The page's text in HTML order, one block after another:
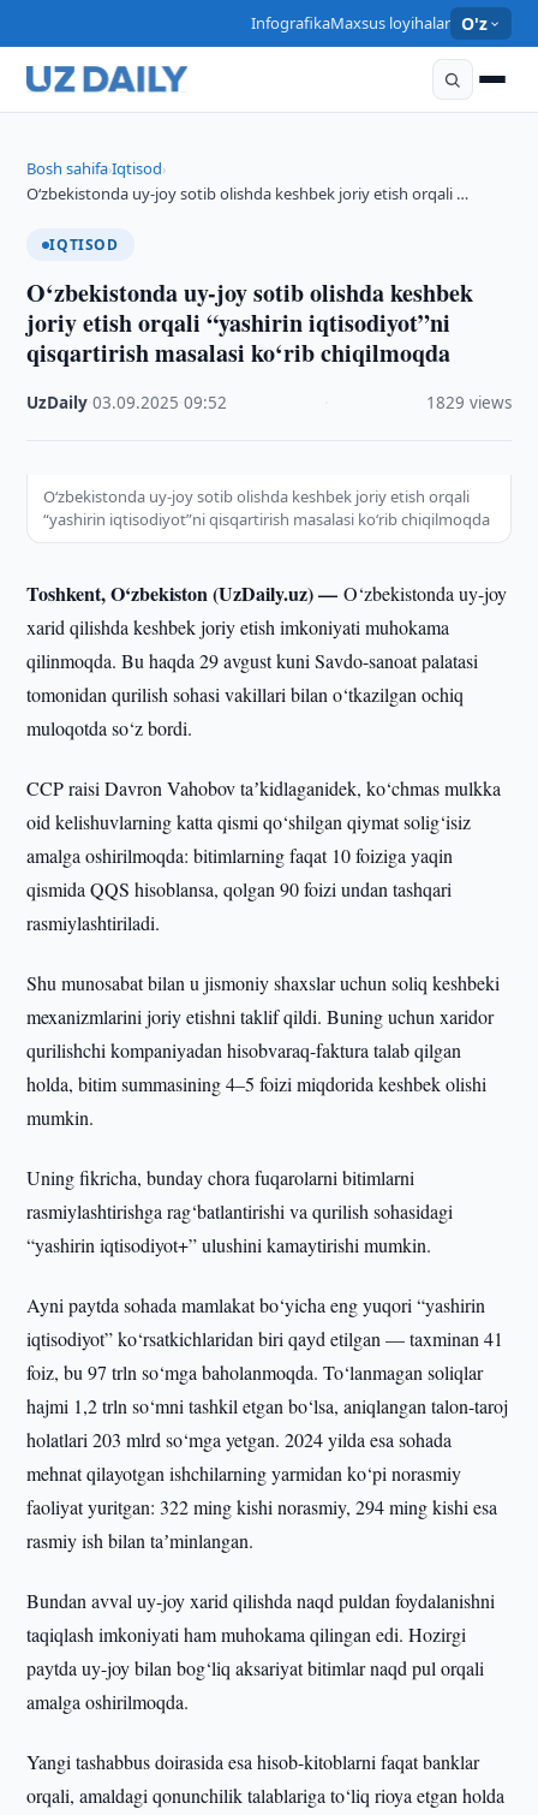
InfografikaMaxsus loyihalar O'z
Bosh sahifa›Iqtisod›
O‘zbekistonda uy-joy sotib olishda keshbek joriy etish orqali …
IQTISOD
O‘zbekistonda uy-joy sotib olishda keshbek
joriy etish orqali “yashirin iqtisodiyot”ni
qisqartirish masalasi ko‘rib chiqilmoqda
UzDaily ·03.09.2025 ·09:52 1829 views
O‘zbekistonda uy-joy sotib olishda keshbek joriy etish orqali
“yashirin iqtisodiyot”ni qisqartirish masalasi ko‘rib chiqilmoqda
Toshkent, O‘zbekiston (UzDaily.uz) —O‘zbekistonda uy-joy
xarid qilishda keshbek joriy etish imkoniyati muhokama
qilinmoqda. Bu haqda 29 avgust kuni Savdo-sanoat palatasi
tomonidan qurilish sohasi vakillari bilan o‘tkazilgan ochiq
muloqotda so‘z bordi.
CCP raisi Davron Vahobov taʼkidlaganidek, ko‘chmas mulkka
oid kelishuvlarning katta qismi qo‘shilgan qiymat solig‘isiz
amalga oshirilmoqda: bitimlarning faqat 10 foiziga yaqin
qismida QQS hisoblansa, qolgan 90 foizi undan tashqari
rasmiylashtiriladi.
Shu munosabat bilan u jismoniy shaxslar uchun soliq keshbeki
mexanizmlarini joriy etishni taklif qildi. Buning uchun xaridor
qurilishchi kompaniyadan hisobvaraq-faktura talab qilgan
holda, bitim summasining 4–5 foizi miqdorida keshbek olishi
mumkin.
Uning fikricha, bunday chora fuqarolarni bitimlarni
rasmiylashtirishga rag‘batlantirishi va qurilish sohasidagi
“yashirin iqtisodiyot+” ulushini kamaytirishi mumkin.
Ayni paytda sohada mamlakat bo‘yicha eng yuqori “yashirin
iqtisodiyot” ko‘rsatkichlaridan biri qayd etilgan — taxminan 41
foiz, bu 97 trln so‘mga baholanmoqda. To‘lanmagan soliqlar
hajmi 1,2 trln so‘mni tashkil etgan bo‘lsa, aniqlangan talon-taroj
holatlari 203 mlrd so‘mga yetgan. 2024 yilda esa sohada
mehnat qilayotgan ishchilarning yarmidan ko‘pi norasmiy
faoliyat yuritgan: 322 ming kishi norasmiy, 294 ming kishi esa
rasmiy ish bilan taʼminlangan.
Bundan avval uy-joy xarid qilishda naqd puldan foydalanishni
taqiqlash imkoniyati ham muhokama qilingan edi. Hozirgi
paytda uy-joy bilan bog‘liq aksariyat bitimlar naqd pul orqali
amalga oshirilmoqda.
Yangi tashabbus doirasida esa hisob-kitoblarni faqat banklar
orqali, amaldagi qonunchilik talablariga to‘liq rioya etgan holda